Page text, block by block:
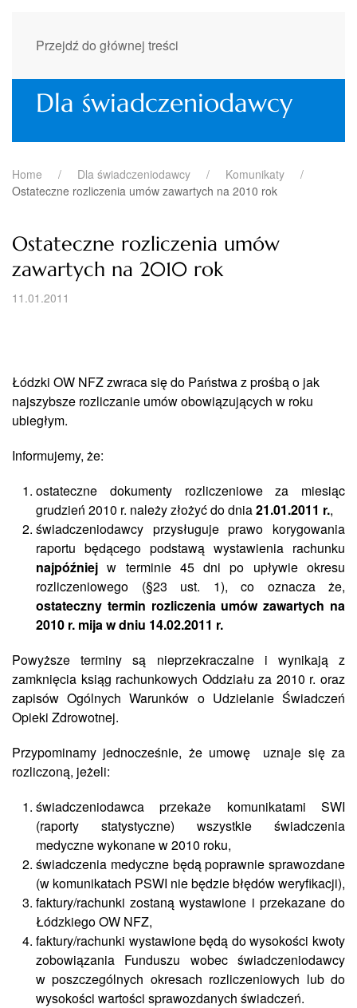
Przejdź do głównej treści
Dla świadczeniodawcy
Home Dla świadczeniodawcy
Komunikaty
Ostateczne rozliczenia umów zawartych na 2010 rok
Ostateczne rozliczenia umów
zawartych na 2010 rok
11.01.2011
Łódzki OW NFZ zwraca się do Państwa z prośbą o jak
najszybsze rozliczanie umów obowiązujących w roku
ubiegłym.
Informujemy, że:
ostateczne dokumenty rozliczeniowe za miesiąc
grudzień 2010 r. należy złożyć do dnia21.01.2011 r.,
świadczeniodawcy przysługuje prawo korygowania
raportu będącego podstawą wystawienia rachunku
najpóźniejw terminie 45 dni po upływie okresu
rozliczeniowego (§23 ust. 1), co oznacza że,
ostateczny termin rozliczenia umów zawartych na
2010 r. mija w dniu 14.02.2011 r.
Powyższe terminy są nieprzekraczalne i wynikają z
zamknięcia ksiąg rachunkowych Oddziału za 2010 r. oraz
zapisów Ogólnych Warunków o Udzielanie Świadczeń
Opieki Zdrowotnej.
Przypominamy jednocześnie, że umowę uznaje się za
rozliczoną, jeżeli:
świadczeniodawca przekaże komunikatami SWI
(raporty statystyczne) wszystkie świadczenia
medyczne wykonane w 2010 roku,
świadczenia medyczne będą poprawnie sprawozdane
(w komunikatach PSWI nie będzie błędów weryfikacji),
faktury/rachunki zostaną wystawione i przekazane do
Łódzkiego OW NFZ,
faktury/rachunki wystawione będą do wysokości kwoty
zobowiązania Funduszu wobec świadczeniodawcy
w poszczególnych okresach rozliczeniowych lub do
wysokości wartości sprawozdanych świadczeń.